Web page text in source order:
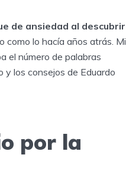
de ansiedad al descubrir
como lo hacía años atrás. Mi
el número de palabras
y los consejos de Eduardo
por la